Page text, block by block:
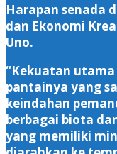
Harapan senada
dan Ekonomi
Uno.
“Kekuatan utama
pantainya yang
keindahan
berbagai biota
yang memiliki